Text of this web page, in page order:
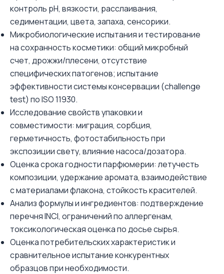
контроль pH, вязкости, расслаивания,
седиментации, цвета, запаха, сенсорики.
Микробиологические испытания и тестирование
на сохранность косметики: общий микробный
счет, дрожжи/плесени, отсутствие
специфических патогенов; испытание
эффективности системы консервации (challenge
test) по ISO 11930.
Исследование свойств упаковки и
совместимости: миграция, сорбция,
герметичность, фотостабильность при
экспозиции свету, влияние насоса/дозатора.
Оценка срока годности парфюмерии: летучесть
композиции, удержание аромата, взаимодействие
с материалами флакона, стойкость красителей.
Анализ формулы и ингредиентов: подтверждение
перечня INCI, ограничений по аллергенам,
токсикологическая оценка по досье сырья.
Оценка потребительских характеристик и
сравнительное испытание конкурентных
образцов при необходимости.